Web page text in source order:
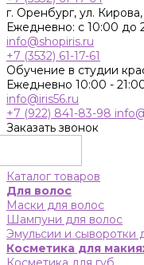
г. Оренбург, ул.
Ежедневно: с 10:00 до
info@shopiris.ru
+7 (3532) 61-17-61
Обучение в студии
Ежедневно 10:00 -
info@iris56.ru
+7 (922) 841-83-98
Заказать звонок
Каталог товаров
Для волос
Маски для волос
Шампуни для волос
Эмульсии и сыворотки
Косметика для